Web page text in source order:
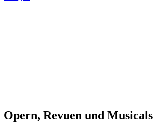
Opern, Revuen und Musicals